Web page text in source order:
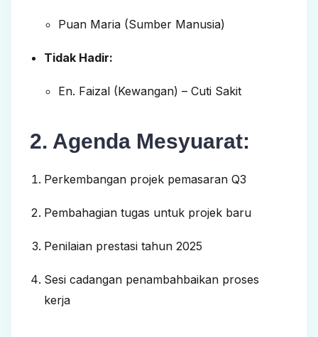
Puan Maria (Sumber Manusia)
Tidak Hadir:
En. Faizal (Kewangan) – Cuti Sakit
2. Agenda Mesyuarat:
Perkembangan projek pemasaran Q3
Pembahagian tugas untuk projek baru
Penilaian prestasi tahun 2025
Sesi cadangan penambahbaikan proses
kerja